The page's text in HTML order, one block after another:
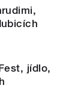
jídlo,